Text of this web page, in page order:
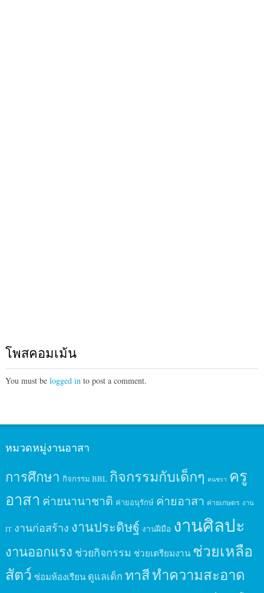
โพสคอมเม้น
You must be logged into post a comment.
หมวดหมู่งานอาสา
การศึกษา กิจกรรม BBL กิจกรรมกับเด็กๆ คนชรา ครู
อาสา ค่ายนานาชาติ ค่ายอนุรักษ์ ค่ายอาสา ค่ายเกษตร งาน
IT งานก่อสร้าง งานประดิษฐ์ งานฝีมือ งานศิลปะ
งานออกแรง ช่วยกิจกรรม ช่วยเตรียมงาน ช่วยเหลือ
สัตว์ ซ่อมห้องเรียน ดูแลเด็ก ทาสีทำความสะอาด